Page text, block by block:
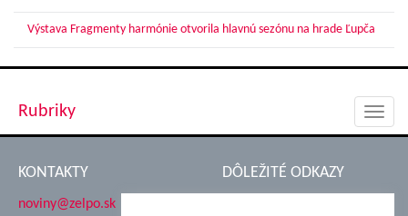
Výstava Fragmenty harmónie otvorila hlavnú sezónu na hrade Ľupča
Rubriky
KONTAKTY
noviny@zelpo.sk
DÔLEŽITÉ ODKAZY